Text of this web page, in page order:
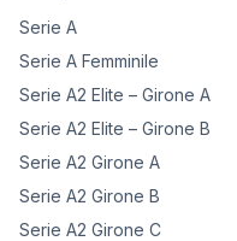
Serie A
Serie A Femminile
Serie A2 Elite – Girone A
Serie A2 Elite – Girone B
Serie A2 Girone A
Serie A2 Girone B
Serie A2 Girone C